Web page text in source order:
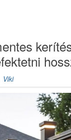
Viki